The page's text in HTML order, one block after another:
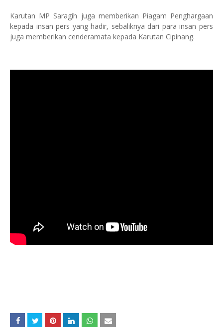
Karutan MP Saragih juga memberikan Piagam Penghargaan
kepada insan pers yang hadir, sebaliknya dari para insan pers
juga memberikan cenderamata kepada Karutan Cipinang.